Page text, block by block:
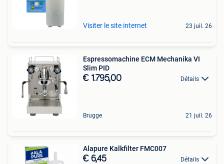
Visiter le site internet 23 juil. 26
Espressomachine ECM Mechanika VI
Slim PID
€ 1.795,00 Détails
Brugge 21 juil. 26
Alapure Kalkfilter FMC007
€ 6,45 Détails